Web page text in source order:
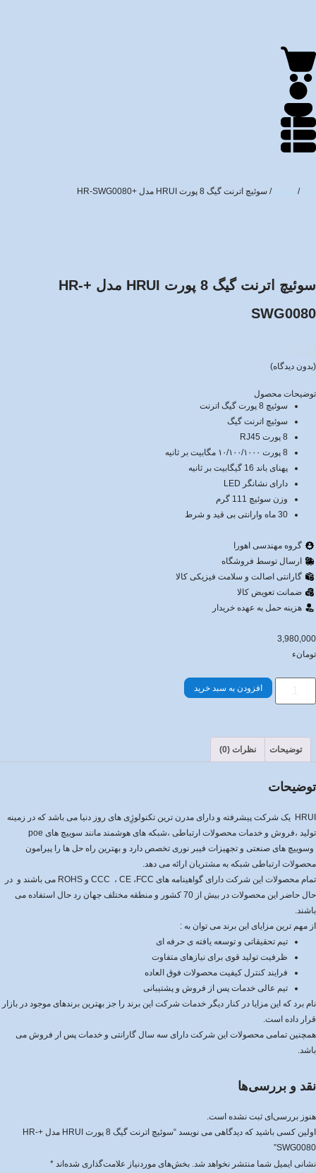
/ / سوئیچ اترنت گیگ 8 پورت HRUI مدل +HR-SWG0080
سوئیچ اترنت گیگ 8 پورت HRUI مدل +HR-
SWG0080
(بدون دیدگاه)
توضیحات محصول
سوئیچ 8 پورت گیگ اترنت
سوئیچ اترنت گیگ
8 پورت RJ45
8 پورت ۱۰/۱۰۰/۱۰۰۰ مگابیت بر ثانیه
پهنای باند 16 گیگابیت بر ثانیه
دارای نشانگر LED
وزن سوئیچ 111 گرم
30 ماه وارانتی بی قید و شرط
گروه مهندسی اهورا
ارسال توسط فروشگاه
گارانتی اصالت و سلامت فیزیکی کالا
ضمانت تعویض کالا
هزینه حمل به عهده خریدار
3,980,000
تومانء
افزودن به سبد خرید
توضیحات نظرات (0)
توضیحات
HRUI یک شرکت پیشرفته و دارای مدرن ترین تکنولوژِی های روز دنیا می باشد که در زمینه
تولید ،فروش و خدمات محصولات ارتباطی ،شبکه های هوشمند مانند سوییچ های poe
وسوییچ های صنعتی و تجهیزات فیبر نوری تخصص دارد و بهترین راه حل ها را پیرامون
محصولات ارتباطی شبکه به مشتریان ارائه می دهد.
تمام محصولات این شرکت دارای گواهینامه های CCC ، CE ،FCC و ROHS می باشند و در
حال حاضر این محصولات در بیش از 70 کشور و منطقه مختلف جهان رد حال استفاده می
باشند.
از مهم ترین مزایای این برند می توان به :
تیم تحقیقاتی و توسعه یافته ی حرفه ای
ظرفیت تولید قوی برای نیازهای متفاوت
فرایند کنترل کیفیت محصولات فوق العاده
تیم عالی خدمات پس از فروش و پشتیبانی
نام برد که این مزایا در کنار دیگر خدمات شرکت این برند را جز بهترین برندهای موجود در بازار
قرار داده است.
همچنین تمامی محصولات این شرکت دارای سه سال گارانتی و خدمات پس ار فروش می
باشد.
نقد و بررسی‌ها
هنوز بررسی‌ای ثبت نشده است.
اولین کسی باشید که دیدگاهی می نویسد “سوئیچ اترنت گیگ 8 پورت HRUI مدل +HR-
SWG0080”
نشانی ایمیل شما منتشر نخواهد شد. بخش‌های موردنیاز علامت‌گذاری شده‌اند *